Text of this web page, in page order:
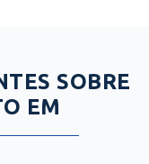
SOBRE
EM